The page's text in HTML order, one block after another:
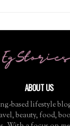
ABOUT US
based lifestyle
beauty, food,